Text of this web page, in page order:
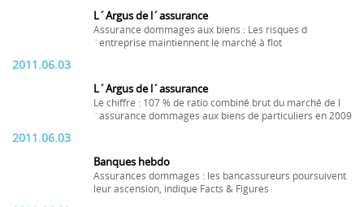
L´Argus de l´assurance
Assurance dommages aux biens : Les risques d
´entreprise maintiennent le marché à flot
2011.06.03
L´Argus de l´assurance
Le chiffre : 107 % de ratio combiné brut du marché de l
´assurance dommages aux biens de particuliers en 2009
2011.06.03
Banques hebdo
Assurances dommages : les bancassureurs poursuivent
leur ascension, indique Facts & Figures